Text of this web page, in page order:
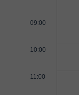
09:00
10:00
11:00